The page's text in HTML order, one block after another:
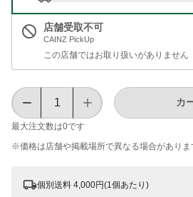
店舗受取不可
CAINZ PickUp
この店舗ではお取り扱いがありません
最大注文数は0です
カ
※価格は​店舗や​掲載場所で​異なる​場合が​ありま
個別送料 4,000円(1個あたり)